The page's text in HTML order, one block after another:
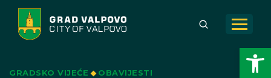
Open toolbar
GRADSKO VIJEĆE OBAVIJESTI